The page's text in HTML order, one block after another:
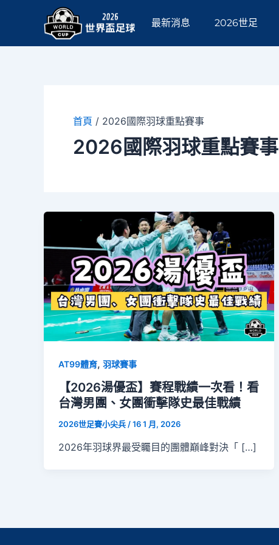
最新消息 2026世足
首頁 / 2026國際羽球重點賽事
2026國際羽球重點賽事
AT99體育, 羽球賽事
【2026湯優盃】賽程戰績一次看！看
台灣男團、女團衝擊隊史最佳戰績
2026世足賽小尖兵 /16 1 月, 2026
2026年羽球界最受矚目的團體巔峰對決「 […]